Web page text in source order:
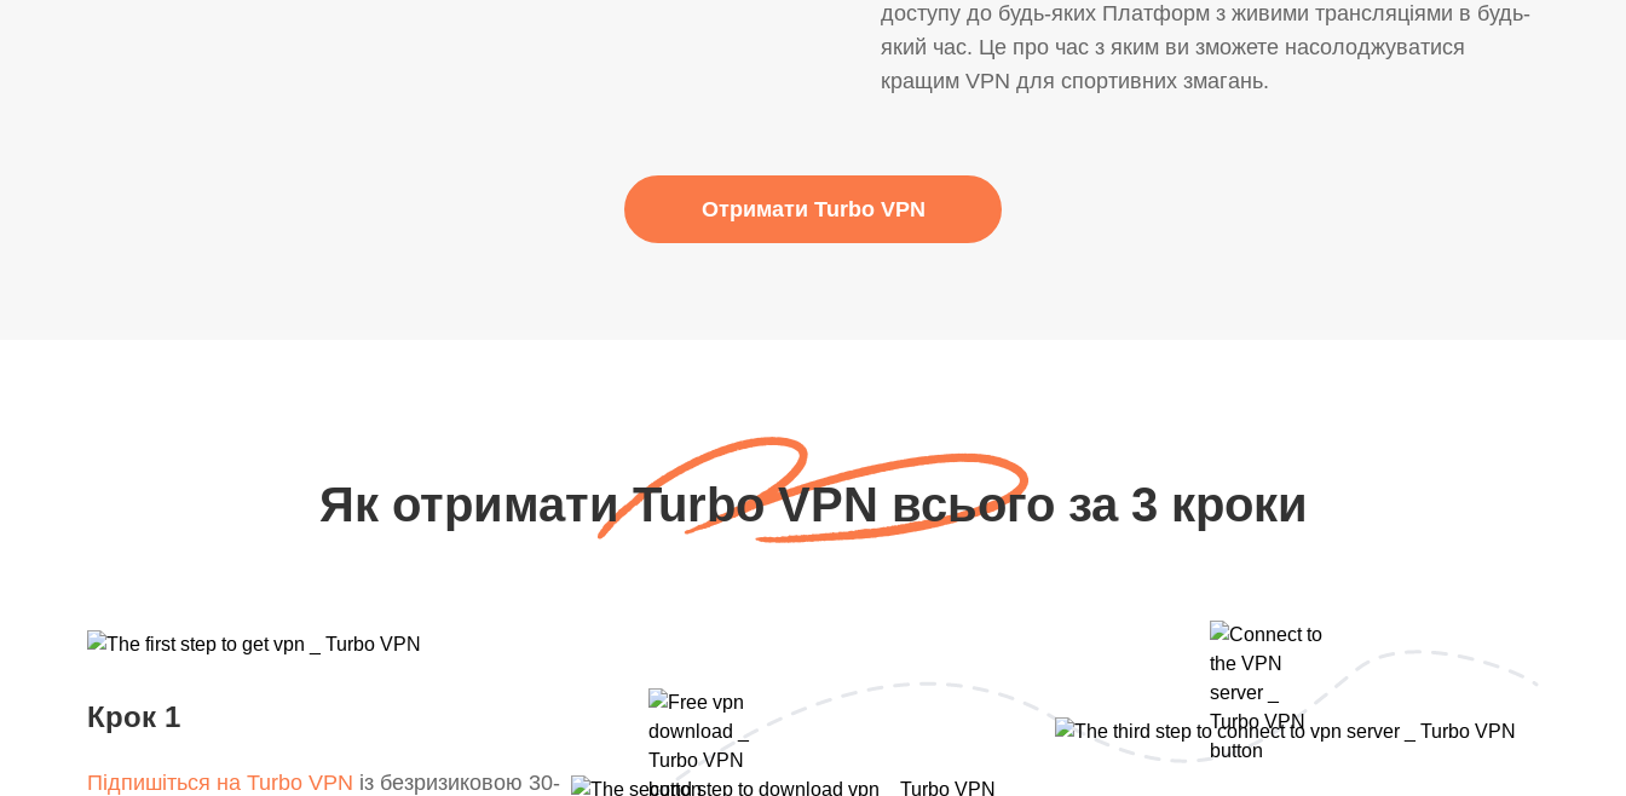
доступу до будь-яких Платформ з живими трансляціями в будь-
який час. Це про час з яким ви зможете насолоджуватися
кращим VPN для спортивних змагань.
Отримати Turbo VPN
Як отримати Turbo VPN всього за 3 кроки
Крок 1
Підпишіться на Turbo VPN із безризиковою 30-